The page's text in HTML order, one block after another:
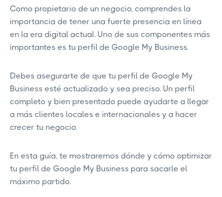
Como propietario de un negocio, comprendes la
importancia de tener una fuerte presencia en línea
en la era digital actual. Uno de sus componentes más
importantes es tu perfil de Google My Business.
Debes asegurarte de que tu perfil de Google My
Business esté actualizado y sea preciso. Un perfil
completo y bien presentado puede ayudarte a llegar
a más clientes locales e internacionales y a hacer
crecer tu negocio.
En esta guía, te mostraremos dónde y cómo optimizar
tu perfil de Google My Business para sacarle el
máximo partido.